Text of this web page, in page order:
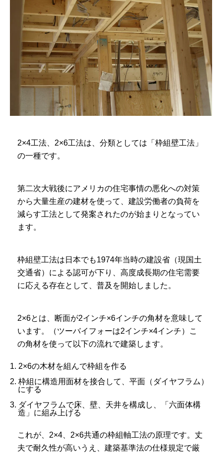
2×4工法、2×6工法は、分類としては「枠組壁工法」
の一種です。
第二次大戦後にアメリカの住宅事情の悪化への対策
から大量生産の建材を使って、建設労働者の負荷を
減らす工法として発案されたのが始まりとなってい
ます。
枠組壁工法は日本でも1974年当時の建設省（現国土
交通省）による認可が下り、高度成長期の住宅需要
に応える存在として、普及を開始しました。
2×6とは、断面が2インチ×6インチの角材を意味して
います。（ツーバイフォーは2インチ×4インチ）こ
の角材を使って以下の流れで建築します。
1. 2×6の木材を組んで枠組を作る
2. 枠組に構造用面材を接合して、平面（ダイヤフラム）
にする
3. ダイヤフラムで床、壁、天井を構成し、「六面体構
造」に組み上げる
これが、2×4、2×6共通の枠組軸工法の原理です。丈
夫で耐久性が高いうえ、建築基準法の仕様規定で厳